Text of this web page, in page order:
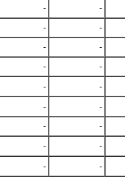
- -
- -
- -
- -
- -
- -
- -
- -
- -